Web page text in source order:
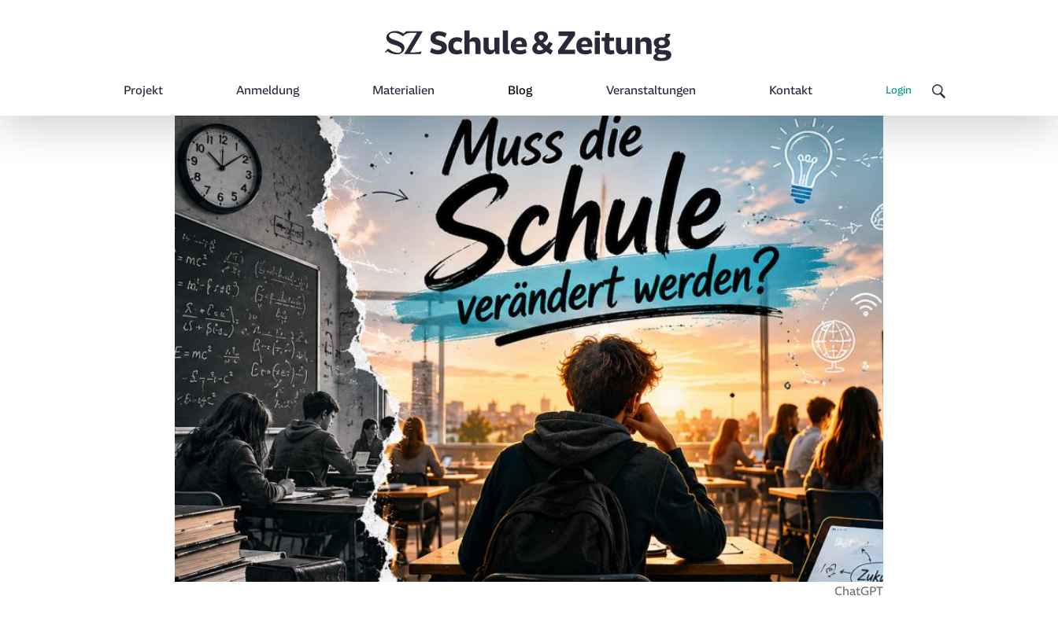
Projekt Anmeldung Materialien Blog Veranstaltungen Kontakt Login
ChatGPT